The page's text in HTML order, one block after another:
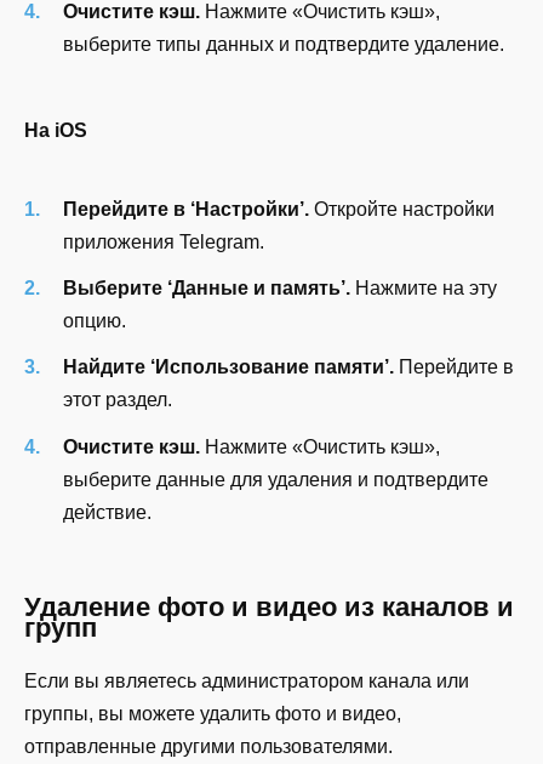
Очистите кэш. Нажмите «Очистить кэш»,
выберите типы данных и подтвердите удаление.
На iOS
Перейдите в ‘Настройки’. Откройте настройки
приложения Telegram.
Выберите ‘Данные и память’. Нажмите на эту
опцию.
Найдите ‘Использование памяти’. Перейдите в
этот раздел.
Очистите кэш. Нажмите «Очистить кэш»,
выберите данные для удаления и подтвердите
действие.
Удаление фото и видео из каналов и
групп
Если вы являетесь администратором канала или
группы, вы можете удалить фото и видео,
отправленные другими пользователями.